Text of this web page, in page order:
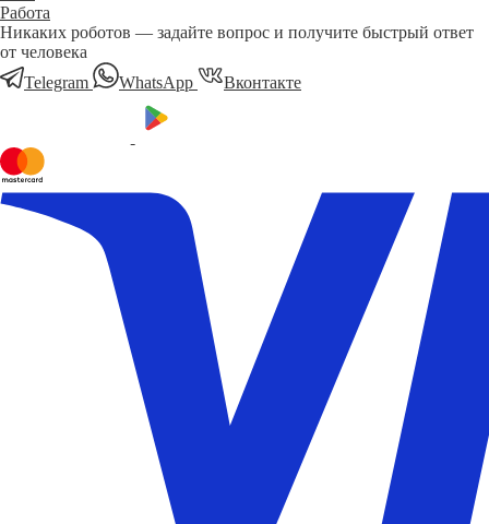
Работа
Никаких роботов — задайте вопрос и получите быстрый ответ
от человека
Telegram
WhatsApp Вконтакте